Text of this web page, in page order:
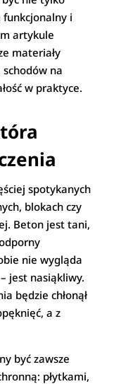
funkcjonalny i
artykule
materiały
na
w praktyce.
spotykanych
blokach czy
Beton jest tani,
nie wygląda
jest nasiąkliwy.
będzie chłonął
a z
być zawsze
płytkami,